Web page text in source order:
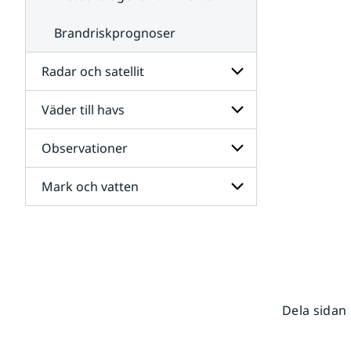
Brandriskprognoser
Radar och satellit
Undersidor
för
Radar
och
satellit
Väder till havs
Undersidor
för
Väder
till
havs
Observationer
Undersidor
för
Mark och vatten
Dela sidan